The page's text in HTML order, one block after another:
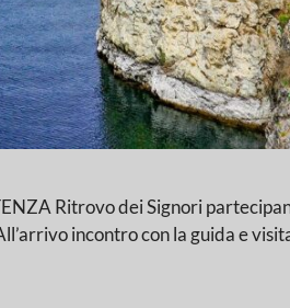
Ritrovo dei Signori
incontro con la guida e